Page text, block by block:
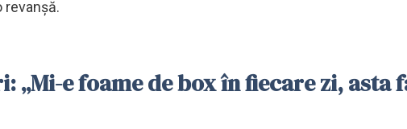
revanșă.
„Mi-e foame de box în fiecare zi, asta